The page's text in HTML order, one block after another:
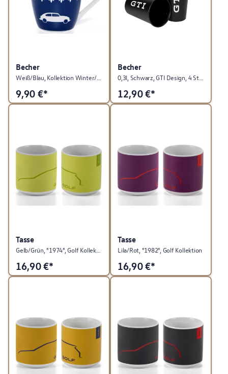
Becher
Weiß/Blau, Kollektion Winter/Weihnachten
9,90 €*
Becher
0,3l, Schwarz, GTI Design, 4 Stück, GTI Highlight Kollektion
12,90€*
Tasse
Gelb/Grün, "1974", Golf Kollektion
16,90€*
Tasse
Lila/Rot, "1982", Golf Kollektion
16,90€*